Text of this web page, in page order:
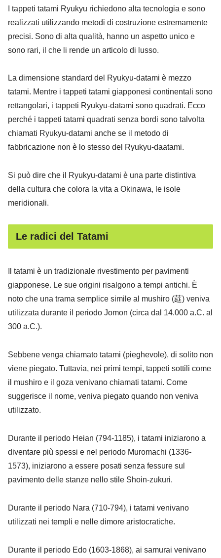
I tappeti tatami Ryukyu richiedono alta tecnologia e sono
realizzati utilizzando metodi di costruzione estremamente
precisi. Sono di alta qualità, hanno un aspetto unico e
sono rari, il che li rende un articolo di lusso.
La dimensione standard del Ryukyu-datami è mezzo
tatami. Mentre i tappeti tatami giapponesi continentali sono
rettangolari, i tappeti Ryukyu-datami sono quadrati. Ecco
perché i tappeti tatami quadrati senza bordi sono talvolta
chiamati Ryukyu-datami anche se il metodo di
fabbricazione non è lo stesso del Ryukyu-daatami.
Si può dire che il Ryukyu-datami è una parte distintiva
della cultura che colora la vita a Okinawa, le isole
meridionali.
Le radici del Tatami
Il tatami è un tradizionale rivestimento per pavimenti
giapponese. Le sue origini risalgono a tempi antichi. È
noto che una trama semplice simile al mushiro (莚) veniva
utilizzata durante il periodo Jomon (circa dal 14.000 a.C. al
300 a.C.).
Sebbene venga chiamato tatami (pieghevole), di solito non
viene piegato. Tuttavia, nei primi tempi, tappeti sottili come
il mushiro e il goza venivano chiamati tatami. Come
suggerisce il nome, veniva piegato quando non veniva
utilizzato.
Durante il periodo Heian (794-1185), i tatami iniziarono a
diventare più spessi e nel periodo Muromachi (1336-
1573), iniziarono a essere posati senza fessure sul
pavimento delle stanze nello stile Shoin-zukuri.
Durante il periodo Nara (710-794), i tatami venivano
utilizzati nei templi e nelle dimore aristocratiche.
Durante il periodo Edo (1603-1868), ai samurai venivano